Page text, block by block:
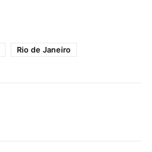
Rio de Janeiro